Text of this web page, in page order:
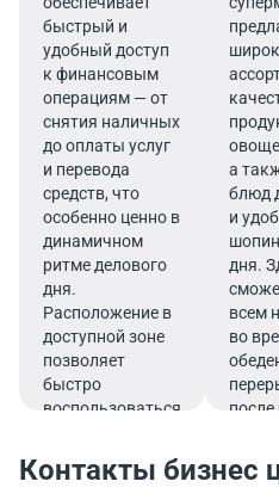
быстрый и
удобный доступ
к финансовым
операциям — от
снятия наличных
до оплаты услуг
и перевода
средств, что
особенно ценно в
динамичном
ритме делового
дня.
Расположение в
доступной зоне
позволяет
быстро
воспользоваться
а
блюд
и
дня.
всем
во
после
Контакты бизнес